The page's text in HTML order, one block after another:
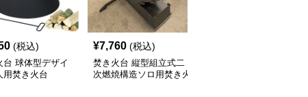
(税込)
台 球体型デザイ
用焚き火台
¥7,760 (税込)
焚き火台 縦型組立式二
次燃焼構造ソロ用焚き火